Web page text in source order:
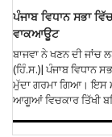
ਪੰਜਾਬ ਵਿਧਾਨ ਸਭਾ
ਵਾਕਆਊਟ
ਬਾਜਵਾ ਨੇ ਖਣਨ ਦੀ ਜਾਂਚ
(ਹਿੰ.ਸ.)| ਪੰਜਾਬ ਵਿਧਾਨ
ਮੁੱਦਾ ਗਰਮਾ ਗਿਆ। ਇਸ
ਆਗੂਆਂ ਵਿਚਕਾਰ ਤਿੱਖੀ